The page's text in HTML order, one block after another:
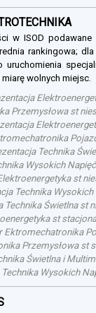
w ISOD
rankingowa;
uruchomienia
wolnych miejsc.
Przemysłowa st
Technika
Wysokich
st
Technika
Technika Świetlna st
st
Ektromechatronika
Przemysłowa st
Świetlna i
Wysokich